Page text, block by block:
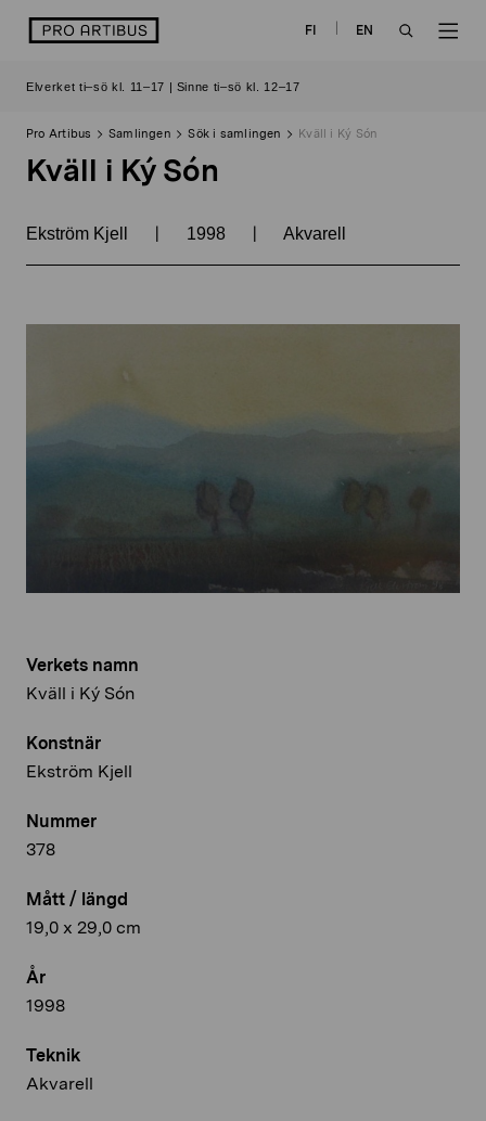
logo FI
EN
Elverket ti–sö kl. 11–17 | Sinne ti–sö kl. 12–17
Pro Artibus Samlingen Sök i samlingen Kväll i Ký Són
Kväll i Ký Són
Ekström Kjell | 1998 | Akvarell
Verkets namn
Kväll i Ký Són
Konstnär
Ekström Kjell
Nummer
378
Mått / längd
19,0 x 29,0 cm
År
1998
Teknik
Akvarell